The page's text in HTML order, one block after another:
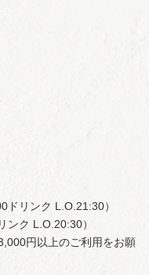
リンク L.O.21:30）
ク L.O.20:30）
円以上のご利用をお願